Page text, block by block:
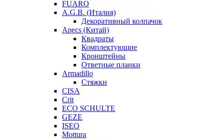
FUARO
A.G.B. (Италия)
Декоративный колпачок
Apecs (Китай)
Квадраты
Комплектующие
Кронштейны
Ответные планки
Armadillo
Стяжки
CISA
Crit
ECO SCHULTE
GEZE
ISEO
Mottura